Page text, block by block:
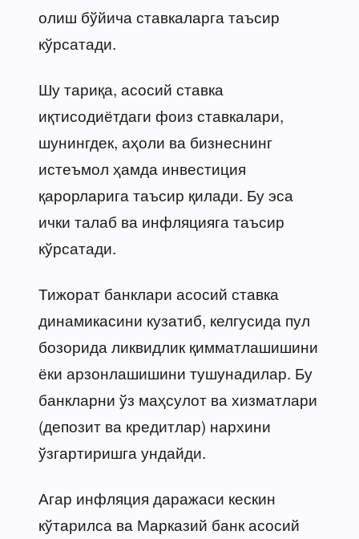
олиш бўйича ставкаларга таъсир
кўрсатади.
Шу тариқа, асосий ставка
иқтисодиётдаги фоиз ставкалари,
шунингдек, аҳоли ва бизнеснинг
истеъмол ҳамда инвестиция
қарорларига таъсир қилади. Бу эса
ички талаб ва инфляцияга таъсир
кўрсатади.
Тижорат банклари асосий ставка
динамикасини кузатиб, келгусида пул
бозорида ликвидлик қимматлашишини
ёки арзонлашишини тушунадилар. Бу
банкларни ўз маҳсулот ва хизматлари
(депозит ва кредитлар) нархини
ўзгартиришга ундайди.
Агар инфляция даражаси кескин
кўтарилса ва Марказий банк асосий